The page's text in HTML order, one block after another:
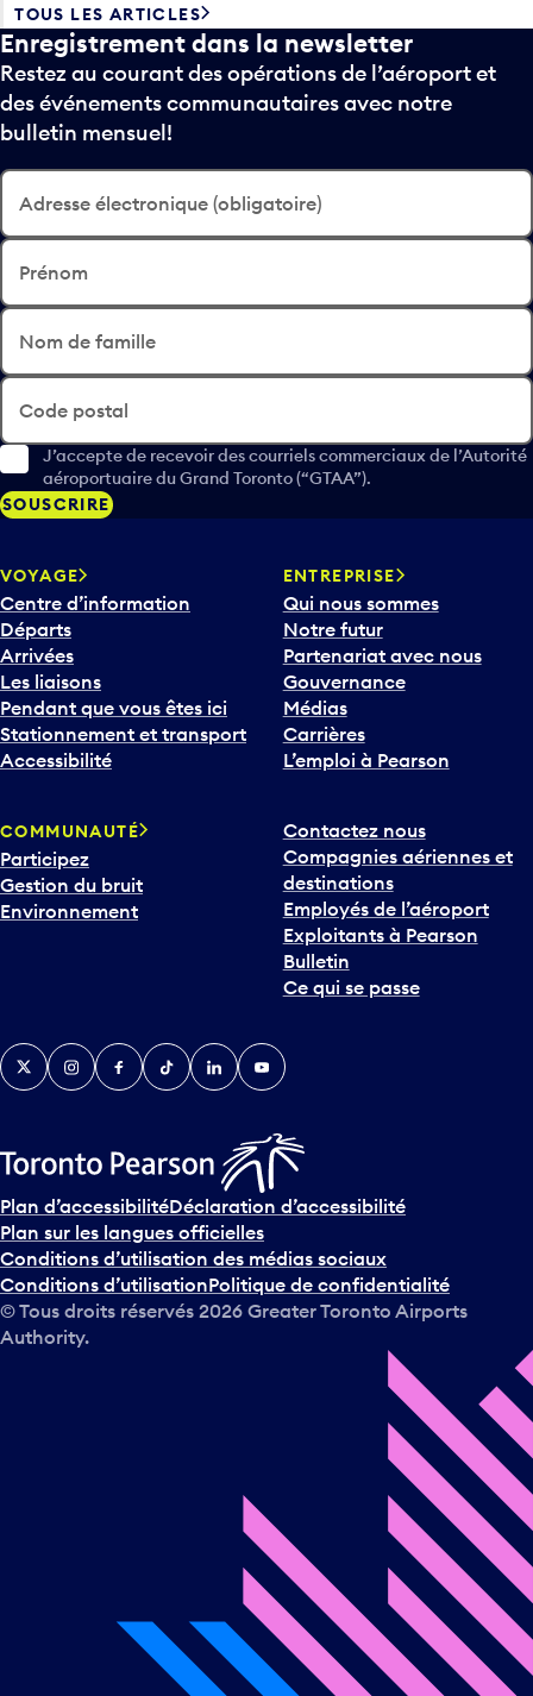
TOUS LES ARTICLES
Enregistrement dans la newsletter
Restez au courant des opérations de l’aéroport et
des événements communautaires avec notre
bulletin mensuel!
Adresse électronique (obligatoire)
Prénom
Nom de famille
Code postal
J’accepte de recevoir des courriels commerciaux de l’Autorité
aéroportuaire du Grand Toronto (“GTAA”).
SOUSCRIRE
VOYAGE
Centre d’information
Départs
Arrivées
Les liaisons
Pendant que vous êtes ici
Stationnement et transport
Accessibilité
ENTREPRISE
Qui nous sommes
Notre futur
Partenariat avec nous
Gouvernance
Médias
Carrières
L’emploi à Pearson
COMMUNAUTÉ
Participez
Gestion du bruit
Environnement
Contactez nous
Compagnies aériennes et
destinations
Employés de l’aéroport
Exploitants à Pearson
Bulletin
Ce qui se passe
TwitterInstagramFacebook
TikTokLinkedInYouTube
Plan d’accessibilitéDéclaration d’accessibilité
Plan sur les langues officielles
Conditions d’utilisation des médias sociaux
Conditions d’utilisationPolitique de confidentialité
© Tous droits réservés 2026 Greater Toronto Airports
Authority.